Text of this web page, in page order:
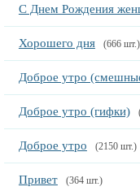
С Днем Рождения
Хорошего дня (666 шт.)
Доброе утро
Доброе утро (гифки)
Доброе утро (2150 шт.)
Привет (364 шт.)